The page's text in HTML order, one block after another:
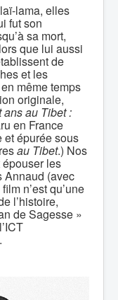
lama, elles
fut son
sa mort,
que lui aussi
de
et les
même temps
originale,
ans au Tibet:
en France
et épurée sous
au Tibet.) Nos
les
Annaud (avec
n’est qu’une
l’histoire,
de Sagesse »